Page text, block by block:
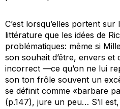
C’est lorsqu’elles portent
littérature que les idées de
problématiques: même si
son souhait d’être, envers
incorrect —ce qu’on ne lui
son ton frôle souvent un
se définit comme «barbare
(p.147), jure un peu… S’il